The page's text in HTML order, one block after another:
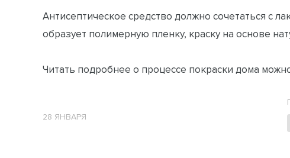
Антисептическое средство должно сочетаться с
образует полимерную пленку, краску на основе
Читать подробнее о процессе покраски дома
28 ЯНВАРЯ